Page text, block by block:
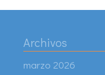
Archivos
marzo 2026